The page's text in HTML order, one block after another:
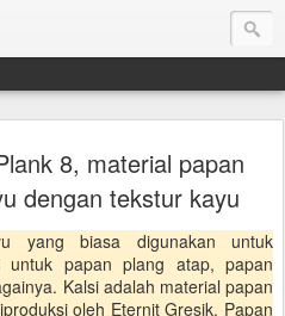
8, material papan
dengan tekstur kayu
yang biasa digunakan untuk
untuk papan plang atap, papan
Kalsi adalah material papan
oleh Eternit Gresik. Papan